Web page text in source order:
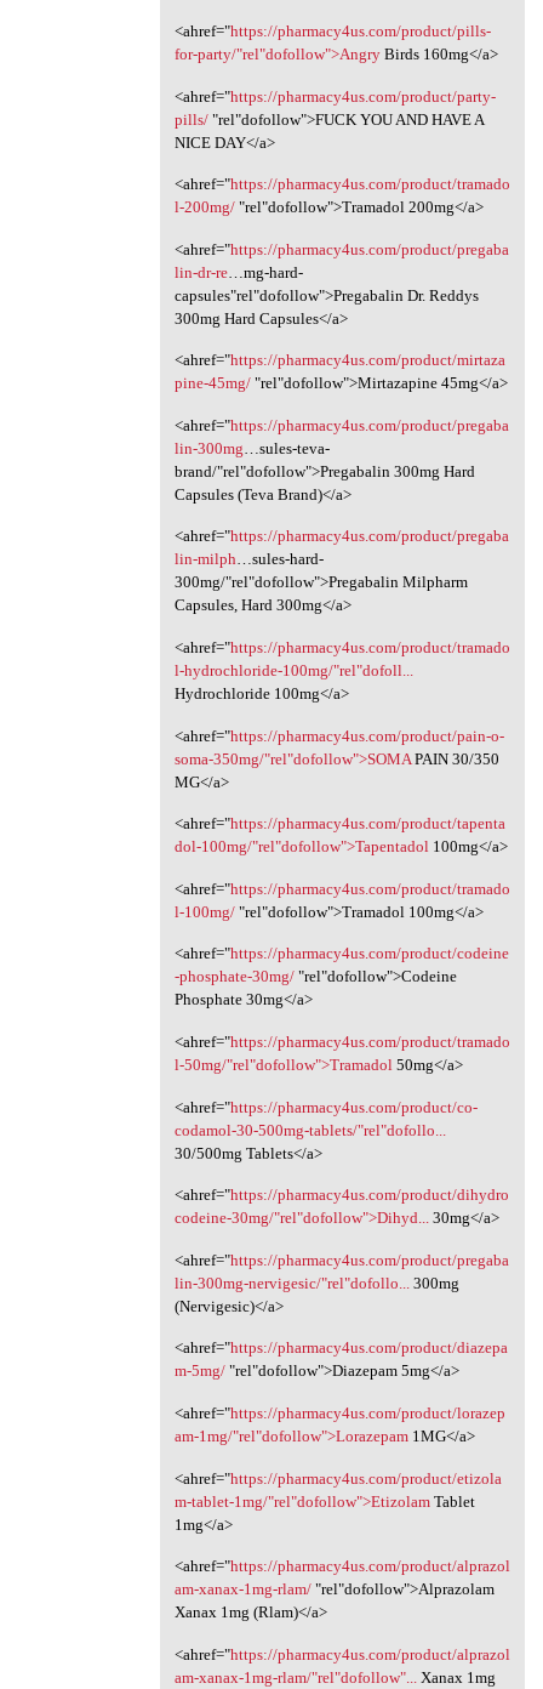
<ahref="https://pharmacy4us.com/product/pills-
for-party/"rel"dofollow">AngryBirds 160mg</a>
<ahref="https://pharmacy4us.com/product/party-
pills/"rel"dofollow">FUCK YOU AND HAVE A
NICE DAY</a>
<ahref="https://pharmacy4us.com/product/tramado
l-200mg/‎"rel"dofollow">Tramadol 200mg</a>
<ahref="https://pharmacy4us.com/product/pregaba
lin-dr-re…mg-hard-
capsules"rel"dofollow">Pregabalin Dr. Reddys
300mg Hard Capsules</a>
<ahref="https://pharmacy4us.com/product/mirtaza
pine-45mg/"rel"dofollow">Mirtazapine 45mg</a>
<ahref="https://pharmacy4us.com/product/pregaba
lin-300mg …sules-teva-
brand/"rel"dofollow">Pregabalin 300mg Hard
Capsules (Teva Brand)</a>
<ahref="https://pharmacy4us.com/product/pregaba
lin-milph…sules-hard-
300mg/"rel"dofollow">Pregabalin Milpharm
Capsules, Hard 300mg</a>
<ahref="https://pharmacy4us.com/product/tramado
l-hydrochloride-100mg/"rel"dofoll...
Hydrochloride 100mg</a>
<ahref="https://pharmacy4us.com/product/pain-o-
soma-350mg/"rel"dofollow">SOMAPAIN 30/350
MG</a>
<ahref="https://pharmacy4us.com/product/tapenta
dol-100mg/"rel"dofollow">Tapentadol100mg</a>
<ahref="https://pharmacy4us.com/product/tramado
l-100mg/‎"rel"dofollow">Tramadol 100mg</a>
<ahref="https://pharmacy4us.com/product/codeine
-phosphate-30mg/‎"rel"dofollow">Codeine
Phosphate 30mg‎</a>
<ahref="https://pharmacy4us.com/product/tramado
l-50mg/"rel"dofollow">Tramadol50mg</a>
<ahref="https://pharmacy4us.com/product/co-
codamol-30-500mg-tablets/"rel"dofollo...
30/500mg Tablets</a>
<ahref="https://pharmacy4us.com/product/dihydro
codeine-30mg/"rel"dofollow">Dihyd...30mg</a>
<ahref="https://pharmacy4us.com/product/pregaba
lin-300mg-nervigesic/"rel"dofollo...
300mg
(Nervigesic)</a>
<ahref="https://pharmacy4us.com/product/diazepa
m-5mg/"rel"dofollow">Diazepam 5mg</a>
<ahref="https://pharmacy4us.com/product/lorazep
am-1mg/"rel"dofollow">Lorazepam1MG</a>
<ahref="https://pharmacy4us.com/product/etizola
m-tablet-1mg/"rel"dofollow">EtizolamTablet
1mg</a>
<ahref="https://pharmacy4us.com/product/alprazol
am-xanax-1mg-rlam/‎"rel"dofollow">Alprazolam
Xanax 1mg (Rlam)</a>
<ahref="https://pharmacy4us.com/product/alprazol
am-xanax-1mg-rlam/"rel"dofollow"...
Xanax 1mg